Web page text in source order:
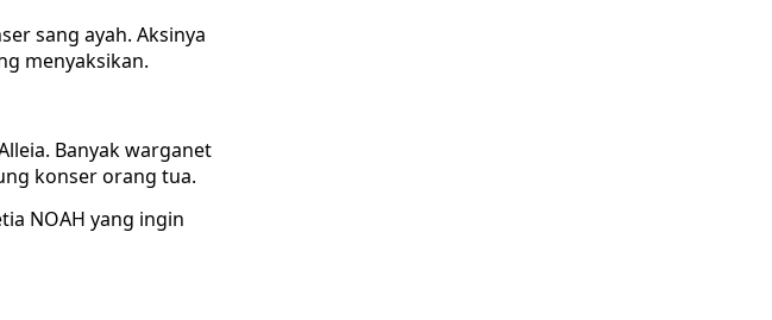
sang ayah. Aksinya
menyaksikan.
Banyak warganet
konser orang tua.
NOAH yang ingin